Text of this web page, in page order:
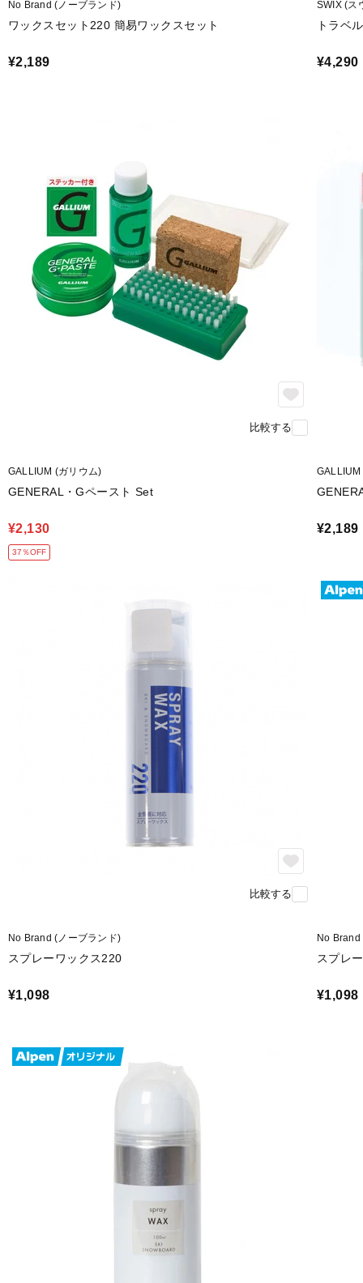
No Brand (ノーブランド)
ワックスセット220 簡易ワックスセット
¥2,189
SWIX (ス
トラベ
¥4,290
比較する
GALLIUM (ガリウム)
GENERAL・Gペースト Set
¥2,130
37％OFF
¥2,189
比較する
No Brand (ノーブランド)
スプレーワックス220
¥1,098
No Brand
スプレ
¥1,098